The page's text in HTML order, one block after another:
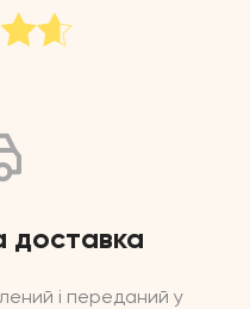
доставка
і переданий у